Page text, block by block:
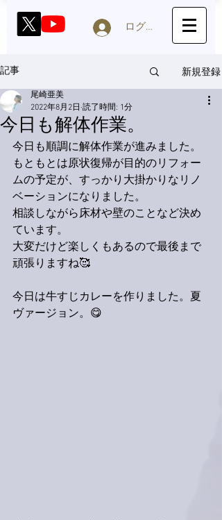
ログイン
記事 新規登録
今日も解体作業。
尾崎亜美
2022年8月2日 読了時間: 1分
今日も順調に解体作業が進みました。
もともとは原状復帰が目的のリフォー
ムの予定が、すっかり大掛かりなリノ
ベーションになりました。
相談しながら床材や壁のことなど決め
ています。
大変だけど楽しくもあるので最後まで
頑張りますね🥰
今日は牛すじカレーを作りました。夏
ヴァージョン。😋